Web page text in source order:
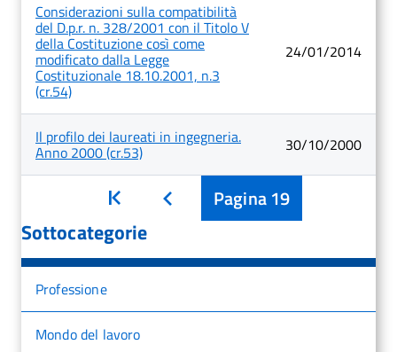
Considerazioni sulla compatibilità
del D.p.r. n. 328/2001 con il Titolo V
della Costituzione così come
modificato dalla Legge
Costituzionale 18.10.2001, n.3
(cr.54)
24/01/2014
Il profilo dei laureati in ingegneria.
Anno 2000 (cr.53) 30/10/2000
Indietro
Pagina19
Sottocategorie
Professione
Mondo del lavoro